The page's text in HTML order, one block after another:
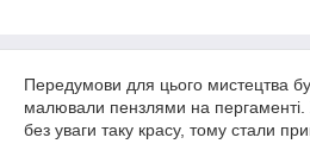
Передумови для цього мистецтва
малювали пензлями на
без уваги таку красу, тому стали